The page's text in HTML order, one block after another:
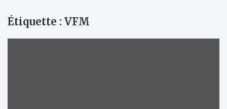
Étiquette : VFM